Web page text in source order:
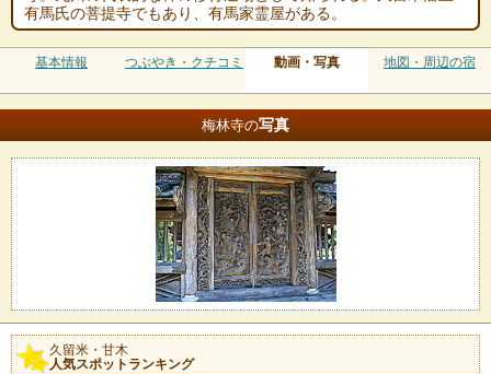
有馬氏の菩提寺でもあり、有馬家霊屋がある。
基本情報 つぶやき・クチコミ 動画・写真 地図・周辺の宿
梅林寺の写真
久留米・甘木
人気スポットランキング